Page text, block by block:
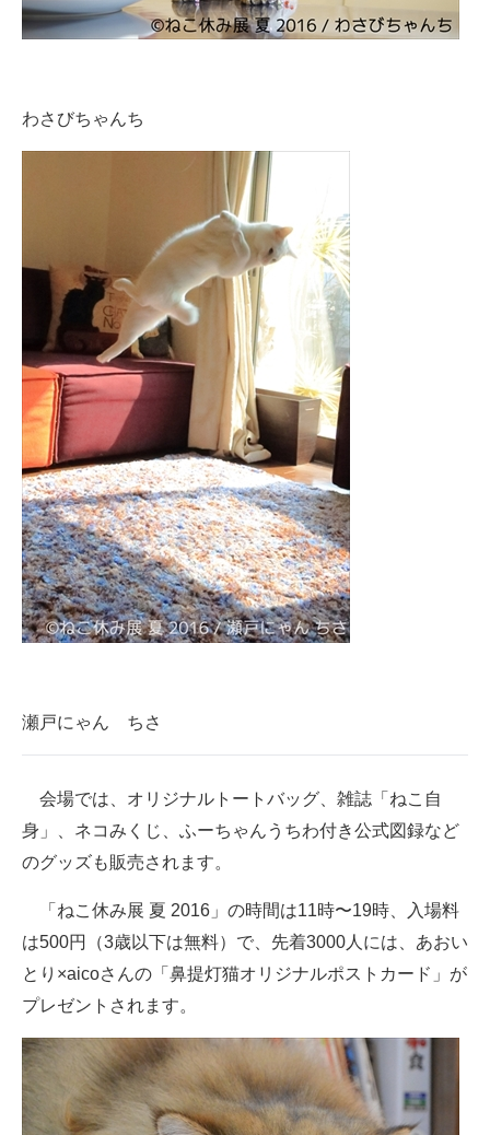
わさびちゃんち
瀬戸にゃん ちさ
会場では、オリジナルトートバッグ、雑誌「ねこ自
身」、ネコみくじ、ふーちゃんうちわ付き公式図録など
のグッズも販売されます。
「ねこ休み展 夏 2016」の時間は11時〜19時、入場料
は500円（3歳以下は無料）で、先着3000人には、あおい
とり×aicoさんの「鼻提灯猫オリジナルポストカード」が
プレゼントされます。